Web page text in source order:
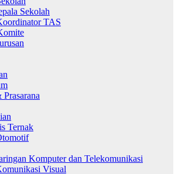
Sekolah
TAS
Prasarana
Ternak
Komputer dan Telekomunikasi
Visual